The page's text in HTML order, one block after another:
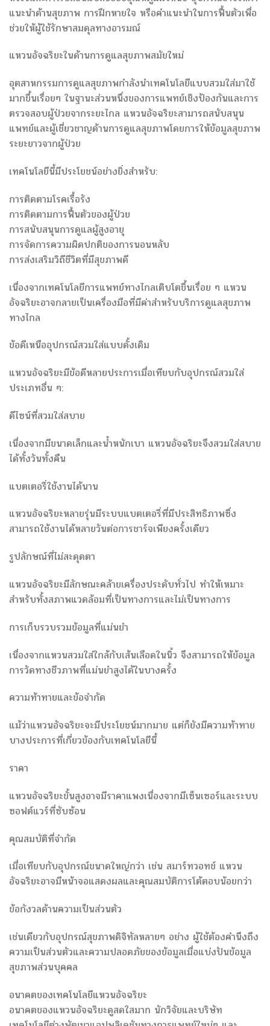
แนะนำด้านสุขภาพ การฝึกหายใจ หรือคำแนะนำในการฟื้นตัวเพื่อ
ช่วยให้ผู้ใช้รักษาสมดุลทางอารมณ์
แหวนอัจฉริยะในด้านการดูแลสุขภาพสมัยใหม่
อุตสาหกรรมการดูแลสุขภาพกำลังนำเทคโนโลยีแบบสวมใส่มาใช้
มากขึ้นเรื่อยๆ ในฐานะส่วนหนึ่งของการแพทย์เชิงป้องกันและการ
ตรวจสอบผู้ป่วยจากระยะไกล แหวนอัจฉริยะสามารถสนับสนุน
แพทย์และผู้เชี่ยวชาญด้านการดูแลสุขภาพโดยการให้ข้อมูลสุขภาพ
ระยะยาวจากผู้ป่วย
เทคโนโลยีนี้มีประโยชน์อย่างยิ่งสำหรับ:
การติดตามโรคเรื้อรัง
การติดตามการฟื้นตัวของผู้ป่วย
การสนับสนุนการดูแลผู้สูงอายุ
การจัดการความผิดปกติของการนอนหลับ
การส่งเสริมวิถีชีวิตที่มีสุขภาพดี
เนื่องจากเทคโนโลยีการแพทย์ทางไกลเติบโตขึ้นเรื่อย ๆ แหวน
อัจฉริยะอาจกลายเป็นเครื่องมือที่มีค่าสำหรับบริการดูแลสุขภาพ
ทางไกล
ข้อดีเหนืออุปกรณ์สวมใส่แบบดั้งเดิม
แหวนอัจฉริยะมีข้อดีหลายประการเมื่อเทียบกับอุปกรณ์สวมใส่
ประเภทอื่น ๆ:
ดีไซน์ที่สวมใส่สบาย
เนื่องจากมีขนาดเล็กและน้ำหนักเบา แหวนอัจฉริยะจึงสวมใส่สบาย
ได้ทั้งวันทั้งคืน
แบตเตอรี่ใช้งานได้นาน
แหวนอัจฉริยะหลายรุ่นมีระบบแบตเตอรี่ที่มีประสิทธิภาพซึ่ง
สามารถใช้งานได้หลายวันต่อการชาร์จเพียงครั้งเดียว
รูปลักษณ์ที่ไม่สะดุดตา
แหวนอัจฉริยะมีลักษณะคล้ายเครื่องประดับทั่วไป ทำให้เหมาะ
สำหรับทั้งสภาพแวดล้อมที่เป็นทางการและไม่เป็นทางการ
การเก็บรวบรวมข้อมูลที่แม่นยำ
เนื่องจากแหวนสวมใส่ใกล้กับเส้นเลือดในนิ้ว จึงสามารถให้ข้อมูล
การวัดทางชีวภาพที่แม่นยำสูงได้ในบางครั้ง
ความท้าทายและข้อจำกัด
แม้ว่าแหวนอัจฉริยะจะมีประโยชน์มากมาย แต่ก็ยังมีความท้าทาย
บางประการที่เกี่ยวข้องกับเทคโนโลยีนี้
ราคา
แหวนอัจฉริยะขั้นสูงอาจมีราคาแพงเนื่องจากมีเซ็นเซอร์และระบบ
ซอฟต์แวร์ที่ซับซ้อน
คุณสมบัติที่จำกัด
เมื่อเทียบกับอุปกรณ์ขนาดใหญ่กว่า เช่น สมาร์ทวอทช์ แหวน
อัจฉริยะอาจมีหน้าจอแสดงผลและคุณสมบัติการโต้ตอบน้อยกว่า
ข้อกังวลด้านความเป็นส่วนตัว
เช่นเดียวกับอุปกรณ์สุขภาพดิจิทัลหลายๆ อย่าง ผู้ใช้ต้องคำนึงถึง
ความเป็นส่วนตัวและความปลอดภัยของข้อมูลเมื่อแบ่งปันข้อมูล
สุขภาพส่วนบุคคล
อนาคตของเทคโนโลยีแหวนอัจฉริยะ
อนาคตของแหวนอัจฉริยะดูสดใสมาก นักวิจัยและบริษัท